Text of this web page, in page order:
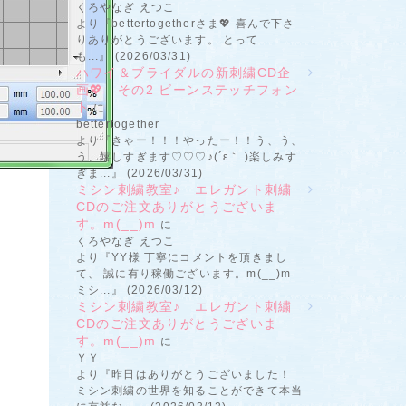
くろやなぎ えつこ
より『bettertogetherさま💖 喜んで下さ
りありがとうございます。 とって
も...』 (2026/03/31)
ハワイ＆ブライダルの新刺繍CD企
画💖 その2 ビーンステッチフォン
トに
bettertogether
より『きゃー！！！やったー！！う、う、
う、嬉しすぎます♡♡♡♪(´ε｀ )楽しみす
ぎま...』 (2026/03/31)
ミシン刺繍教室♪ エレガント刺繍
CDのご注文ありがとうございま
す。m(__)m に
くろやなぎ えつこ
より『YY様 丁寧にコメントを頂きまし
て、 誠に有り稼働ございます。m(__)m
ミシ...』 (2026/03/12)
ミシン刺繍教室♪ エレガント刺繍
CDのご注文ありがとうございま
す。m(__)m に
ＹＹ
より『昨日はありがとうございました！
ミシン刺繍の世界を知ることができて本当